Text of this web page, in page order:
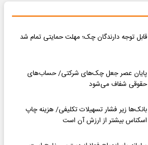
قابل توجه دارندگان چک؛ مهلت حمایتی تمام شد
پایان عصر جعل چک‌های شرکتی/ حساب‌های
حقوقی شفاف می‌شود
بانک‌ها زیر فشار تسهیلات تکلیفی/ هزینه چاپ
اسکناس بیشتر از ارزش آن است